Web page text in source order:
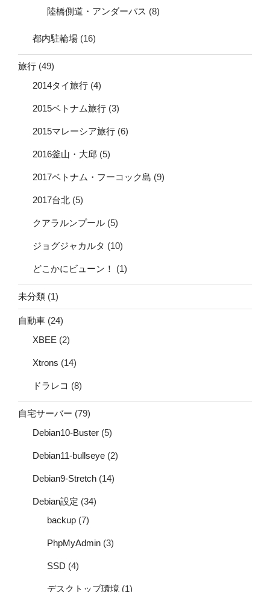
陸橋側道・アンダーパス (8)
都内駐輪場 (16)
旅行 (49)
2014タイ旅行 (4)
2015ベトナム旅行 (3)
2015マレーシア旅行 (6)
2016釜山・大邱 (5)
2017ベトナム・フーコック島 (9)
2017台北 (5)
クアラルンプール (5)
ジョグジャカルタ (10)
どこかにビューン！ (1)
未分類 (1)
自動車 (24)
XBEE (2)
Xtrons (14)
ドラレコ (8)
自宅サーバー (79)
Debian10-Buster (5)
Debian11-bullseye (2)
Debian9-Stretch (14)
Debian設定 (34)
backup (7)
PhpMyAdmin (3)
SSD (4)
デスクトップ環境 (1)